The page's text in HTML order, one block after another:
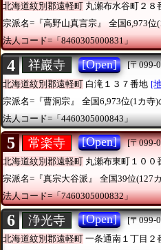
北海道紋別郡遠軽町 丸瀬布水谷町２８
宗派名=『高野山真言宗』
全国6,973位
法人コード=「8460305000831」
4 祥巖寺 [Open]
[〒099-
北海道紋別郡遠軽町 白滝１３７番地 [
宗派名=『曹洞宗』
全国6,973位(1カ寺)
法人コード=「4460305000843」
5 常楽寺 [Open]
[〒099-
北海道紋別郡遠軽町 丸瀬布東町１００
宗派名=『真宗大谷派』
全国39位(127
法人コード=「7460305000832」
6 浄光寺 [Open]
[〒099-
北海道紋別郡遠軽町 一条通南１丁目２